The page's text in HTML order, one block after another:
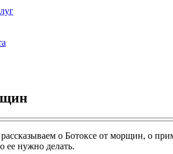
рассказываем о Ботоксе от морщин, о
ее нужно делать.